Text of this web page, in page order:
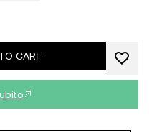
CART